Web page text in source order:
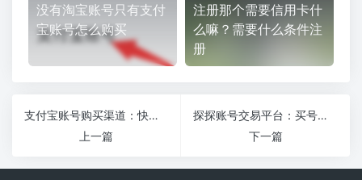
没有淘宝账号只有支付
宝账号怎么购买
注册那个需要信用卡什
么嘛？需要什么条件注
册
支付宝账号购买渠道：快速搞定，省时省力！
上一篇
探探账号交易平台：买号卖号更安全，轻松拥有高质量账号！
下一篇